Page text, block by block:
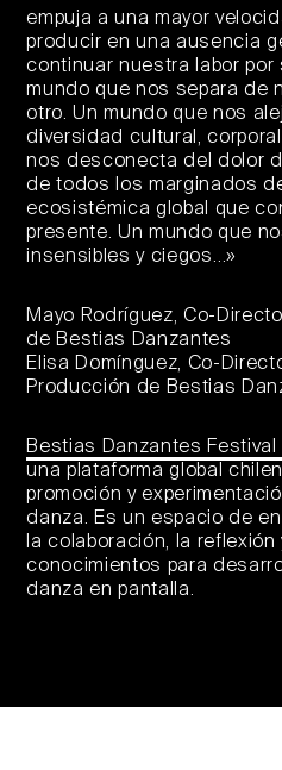
empuja a una mayor
producir en una ausencia
continuar nuestra labor por
mundo que nos separa de
otro. Un mundo que nos
diversidad cultural,
nos desconecta del dolor
de todos los marginados
ecosistémica global que
presente. Un mundo que
insensibles y ciegos…»
Mayo Rodríguez, Co-
de Bestias Danzantes
Elisa Domínguez, Co-
Producción de Bestias
Bestias Danzantes
una plataforma global
promoción y
danza. Es un espacio de
la colaboración, la
conocimientos para
danza en pantalla.